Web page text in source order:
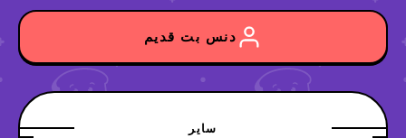
دنس بت قدیم
سایر